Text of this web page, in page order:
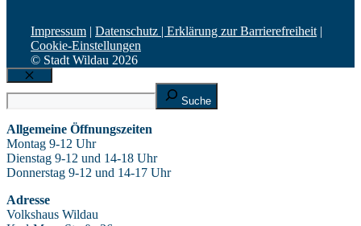
Impressum | Datenschutz | Erklärung zur Barrierefreiheit |
Cookie-Einstellungen
© Stadt Wildau 2026
Schließen
Suche
Allgemeine Öffnungszeiten
Montag 9-12 Uhr
Dienstag 9-12 und 14-18 Uhr
Donnerstag 9-12 und 14-17 Uhr
Adresse
Volkshaus Wildau